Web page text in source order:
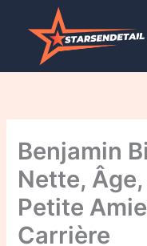
Benjamin
Nette,
Petite
Carrière